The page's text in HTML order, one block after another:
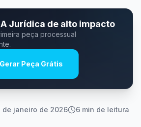
Jurídica de alto impacto
peça processual
Gerar Peça Grátis
de janeiro de 2026 6 min de leitura